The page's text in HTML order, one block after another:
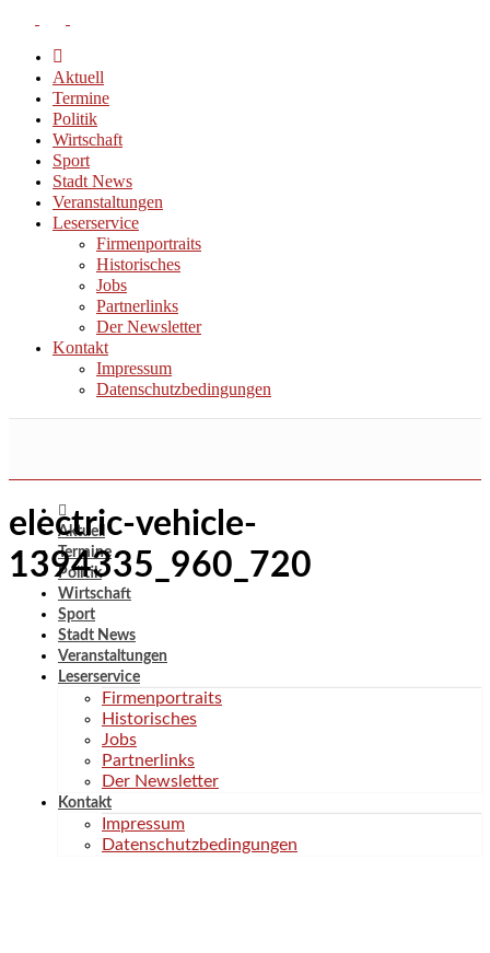
Aktuell
Termine
Politik
Wirtschaft
Sport
Stadt News
Veranstaltungen
Leserservice
Firmenportraits
Historisches
Jobs
Partnerlinks
Der Newsletter
Kontakt
Impressum
Datenschutzbedingungen
Aktuell
Termine
Politik
Wirtschaft
Sport
Stadt News
Veranstaltungen
Leserservice
Firmenportraits
Historisches
Jobs
Partnerlinks
Der Newsletter
Kontakt
Impressum
Datenschutzbedingungen
electric-vehicle-
1394335_960_720